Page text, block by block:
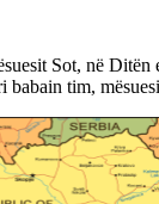
Sot, në Ditën
babain tim,